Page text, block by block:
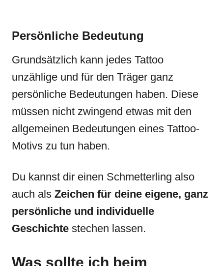
Persönliche Bedeutung
Grundsätzlich kann jedes Tattoo
unzählige und für den Träger ganz
persönliche Bedeutungen haben. Diese
müssen nicht zwingend etwas mit den
allgemeinen Bedeutungen eines Tattoo-
Motivs zu tun haben.
Du kannst dir einen Schmetterling also
auch als Zeichen für deine eigene, ganz
persönliche und individuelle
Geschichte stechen lassen.
Was sollte ich beim